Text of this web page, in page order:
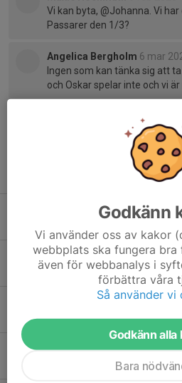
Vi kan byta, @Johanna. Vi
Passarer den 1/3?
Angelica Bergholm 6 mar
Ingen som kan tänka sig att
och Oskar spelar inte och vi
6 mar 2025
Vi kan ta kiosken om så
Ledare sökes
28 jul, 12:35 0
Innebandy 26/27
15 jul, 07:49 0
Tack för denna säsongen
6
Godkänn
Vi använder oss av kakor
webbplats ska fungera bra
även för webbanalys i
förbättra våra
Så använder vi
Godkänn alla
Bara